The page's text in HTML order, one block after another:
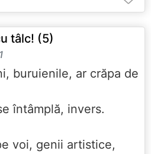
tâlc! (5)
buruienile, ar crăpa de
întâmplă, invers.
voi, genii artistice,